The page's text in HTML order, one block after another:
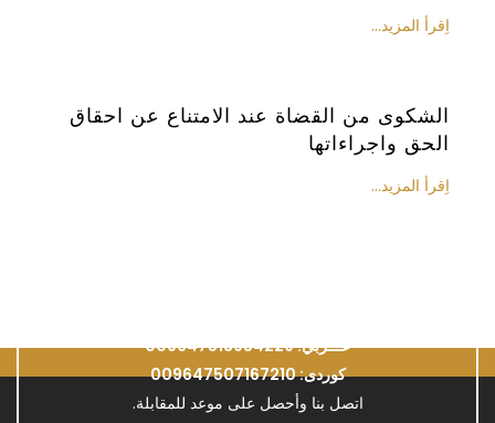
اِقرأ المزيد...
الشكوى من القضاة عند الامتناع عن احقاق
الحق واجراءاتها
اِقرأ المزيد...
عـــربي: 009647513954229
كوردی: 009647507167210
اتصل بنا وأحصل على موعد للمقابلة.